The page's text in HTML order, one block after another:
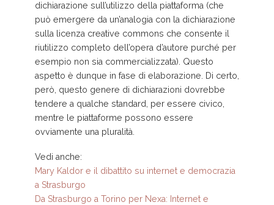
dichiarazione sull’utilizzo della piattaforma (che
può emergere da un’analogia con la dichiarazione
sulla licenza creative commons che consente il
riutilizzo completo dell’opera d’autore purché per
esempio non sia commercializzata). Questo
aspetto è dunque in fase di elaborazione. Di certo,
però, questo genere di dichiarazioni dovrebbe
tendere a qualche standard, per essere civico,
mentre le piattaforme possono essere
ovviamente una pluralità.
Vedi anche:
Mary Kaldor e il dibattito su internet e democrazia
a Strasburgo
Da Strasburgo a Torino per Nexa: Internet e